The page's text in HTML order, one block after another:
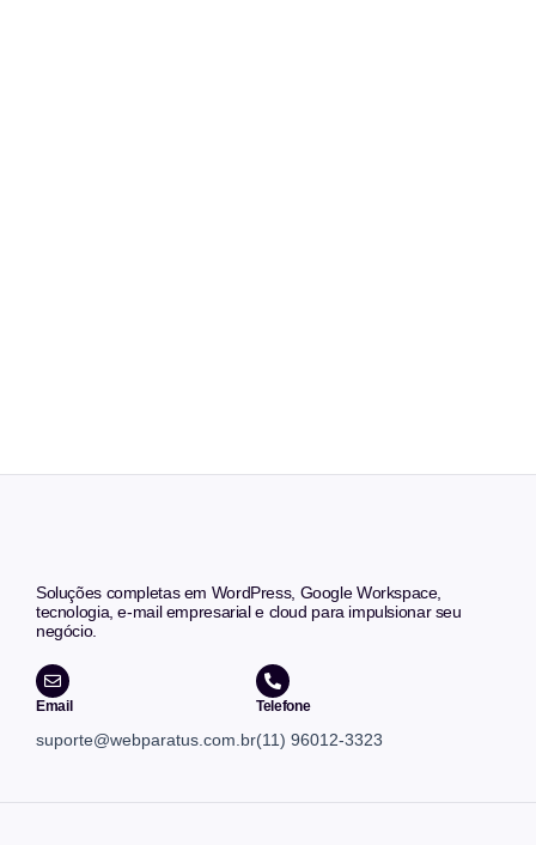
Soluções completas em WordPress, Google Workspace,
tecnologia, e-mail empresarial e cloud para impulsionar seu
negócio.
Email
suporte@webparatus.com.br
Telefone
(11) 96012-3323